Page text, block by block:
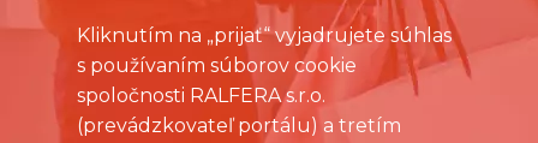
Kliknutím na „prijať“ vyjadrujete súhlas
s používaním súborov cookie
spoločnosti RALFERA s.r.o.
(prevádzkovateľ portálu) a tretím